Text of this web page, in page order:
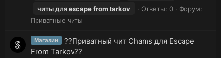
читы дляescapefrom tarkov Ответы: 0
Форум:
Приватные читы
Магазин
?‍?Приватный чит Chams для Escape
From Tarkov?‍?